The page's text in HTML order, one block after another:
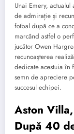
Unai Emery,
de admirație și
fotbal după ce a
marcând astfel o
jucător Owen
recunoașterea
dedicate acestuia în
semn de apreciere
succesul echipei.
Aston
După 40